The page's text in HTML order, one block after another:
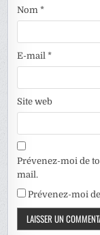
Nom*
E-mail*
Site web
Prévenez-moi de
mail.
Prévenez-moi